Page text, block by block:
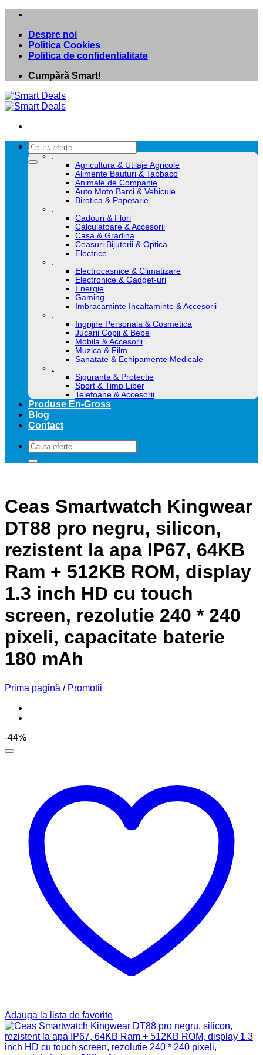
Skip
contentDespre noi
Politica Cookies
Politica de confidentialitate
Cumpără Smart!
Caută
după:
Categorii
.
Agricultura & Utilaje Agricole
Alimente Bauturi & Tabbaco
Animale de Companie
Auto Moto Barci & Vehicule
Birotica & Papetarie
.
Cadouri & Flori
Calculatoare & Accesorii
Casa & Gradina
Ceasuri Bijuterii & Optica
Electrice
.
Electrocasnice & Climatizare
Electronice & Gadget-uri
Energie
Gaming
Imbracaminte Incaltaminte & Accesorii
.
Ingrijire Personala & Cosmetica
Jucarii Copii & Bebe
Mobila & Accesorii
Muzica & Film
Sanatate & Echipamente Medicale
.
Siguranta & Protectie
Sport & Timp Liber
Telefoane & Accesorii
Produse En-Gross
Blog
Contact
Caută
după:
Ceas Smartwatch Kingwear
DT88 pro negru, silicon,
rezistent la apa IP67, 64KB
Ram + 512KB ROM, display
1.3 inch HD cu touch
screen, rezolutie 240 * 240
pixeli, capacitate baterie
180 mAh
Prima pagină / Promotii
-44%
Adauga la lista de favorite